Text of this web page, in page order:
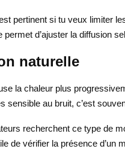
pertinent si tu veux limiter
d’ajuster la diffusion
naturelle
la chaleur plus
sensible au bruit, c’est
recherchent ce type de
de vérifier la présence d’un